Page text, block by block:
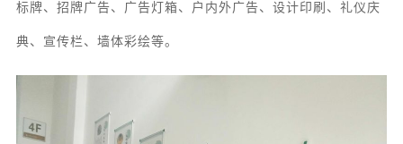
标牌、 招牌广告、 广告灯箱、 户内外广告、 设计印刷、礼仪庆
典、宣传栏、墙体彩绘等。